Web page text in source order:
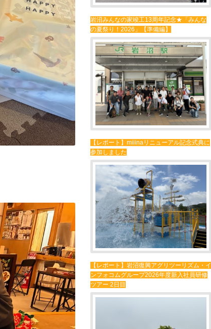
岩沼みんなの家竣工13周年記念★「みんな
の夏祭り！2026」【準備編】
【レポート】miiinaリニューアル記念式典に
参加しました
【レポート】岩沼復興アグリツーリズム・イ
ンフォコムグループ2026年度新入社員研修
ツアー 2日目